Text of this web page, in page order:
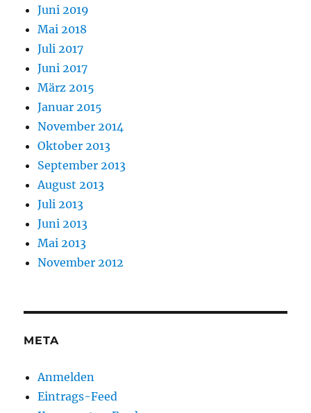
Juni 2019
Mai 2018
Juli 2017
Juni 2017
März 2015
Januar 2015
November 2014
Oktober 2013
September 2013
August 2013
Juli 2013
Juni 2013
Mai 2013
November 2012
META
Anmelden
Eintrags-Feed